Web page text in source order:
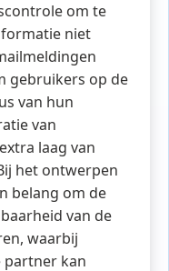
om te
niet
gebruikers op de
van hun
van
laag van
het ontwerpen
belang om de
van de
waarbij
partner kan